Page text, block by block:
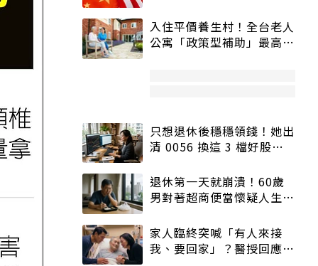
入住平價養生村！全台老人
公寓「政策型補助」最高打
只想退休後穩穩領錢！她出
清 0056 換這 3 檔好股：
退休第一天就崩潰！60歲
男對著超商便當懷疑人生
家人臨終突喊「有人來接
我、要回家」？醫授回應方